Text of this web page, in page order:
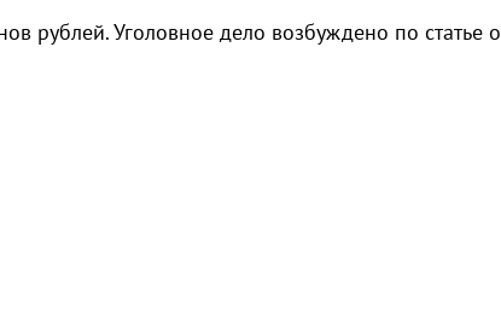
рублей. Уголовное дело возбуждено по статье о